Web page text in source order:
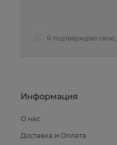
Я подтверждаю свою
Информация
О нас
Доставка и Оплата